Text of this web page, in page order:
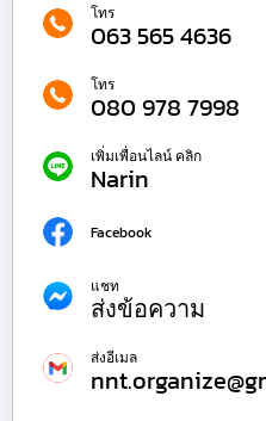
โทร
063 565 4636
โทร
080 978 7998
เพิ่มเพื่อนไลน์ คลิก
Narin
Facebook
แชท
ส่งข้อความ
ส่งอีเมล